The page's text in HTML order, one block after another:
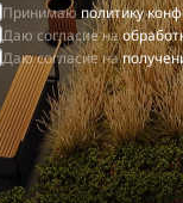
Принимаю политику
Даю согласие на
Даю согласие на